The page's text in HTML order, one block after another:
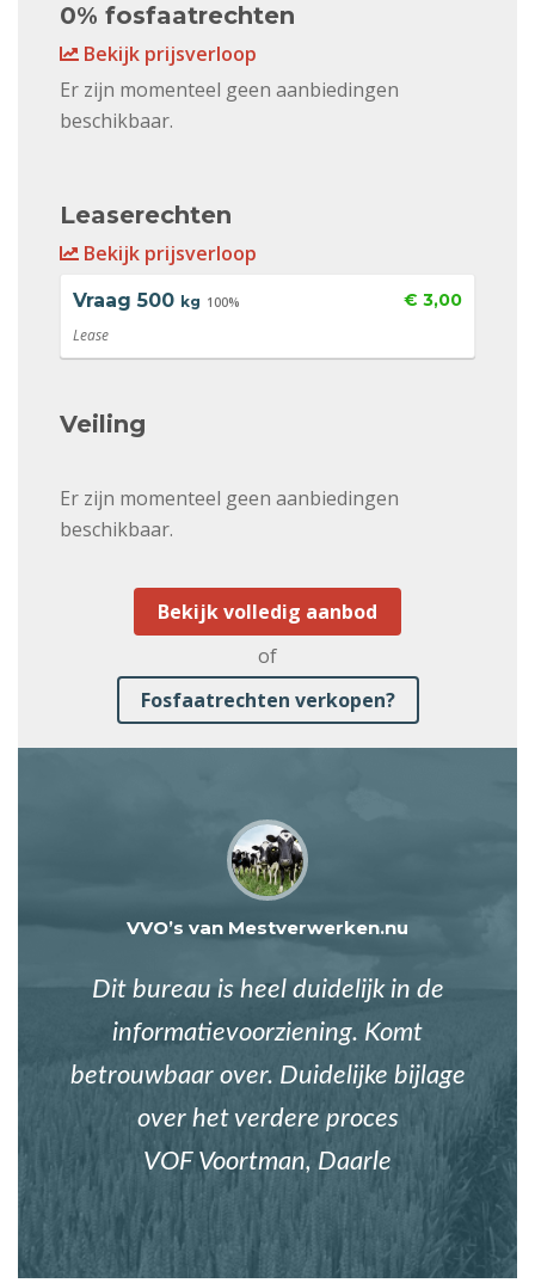
0% fosfaatrechten
Bekijk prijsverloop
Er zijn momenteel geen aanbiedingen
beschikbaar.
Leaserechten
Bekijk prijsverloop
Vraag 500 kg 100% € 3,00
Lease
Veiling
Er zijn momenteel geen aanbiedingen
beschikbaar.
Bekijk volledig aanbod
of
Fosfaatrechten verkopen?
VVO’s van Mestverwerken.nu
Dit bureau is heel duidelijk in de
informatievoorziening. Komt
betrouwbaar over. Duidelijke bijlage
over het verdere proces
VOF Voortman, Daarle